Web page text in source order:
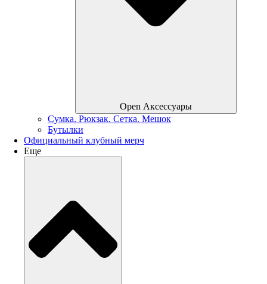
Open Аксессуары
Сумка. Рюкзак. Сетка. Мешок
Бутылки
Официальный клубный мерч
Еще